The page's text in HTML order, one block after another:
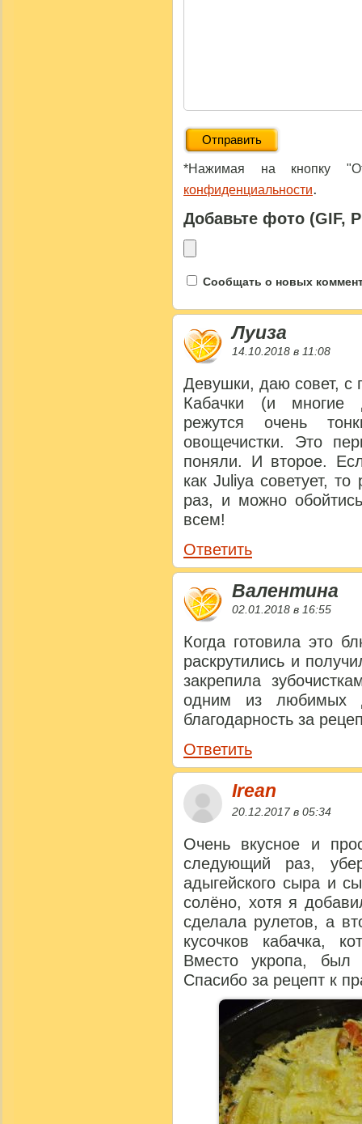
*Нажимая на кнопку
конфиденциальности.
Добавьте фото (GIF,
Сообщать о новых
Луиза
14.10.2018 в 11:08
Девушки, даю совет, с
Кабачки (и многие
режутся очень
овощечистки. Это
поняли. И второе.
как Juliya советует,
раз, и можно
всем!
Ответить
Валентина
02.01.2018 в 16:55
Когда готовила это
раскрутились и
закрепила
одним из любимых
благодарность за
Ответить
Irean
20.12.2017 в 05:34
Очень вкусное и
следующий раз,
адыгейского сыра и
солёно, хотя я
сделала рулетов, а
кусочков кабачка,
Вместо укропа,
Спасибо за рецепт к